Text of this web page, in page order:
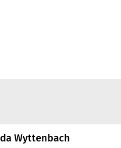
Wyttenbach